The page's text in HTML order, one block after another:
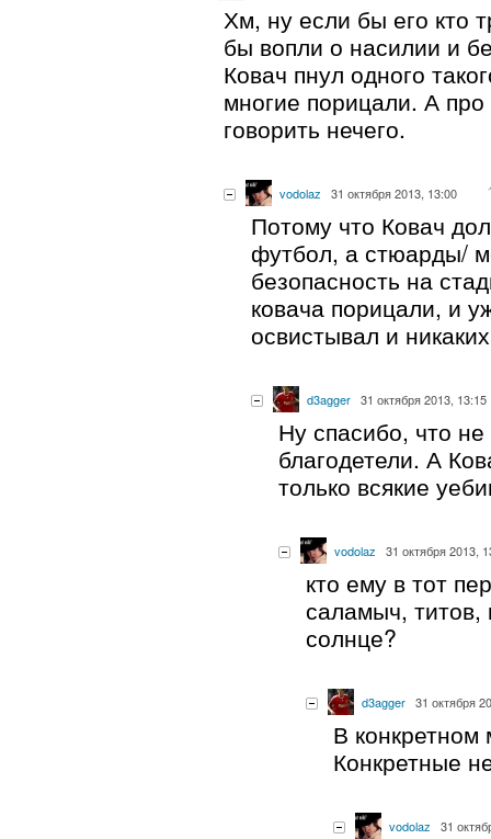
Хм, ну если бы его кто
бы вопли о насилии и
Ковач пнул одного
многие порицали. А
говорить нечего.
vodolaz 31 октября 2013, 13:00
Потому что Ковач
футбол, а стюарды/
безопасность на
ковача порицали, и
освистывал и
d3agger 31 октября 2013, 13:15
Ну спасибо, что
благодетели. А
только всякие
vodolaz 31 октября 2013,
кто ему в тот
саламыч, титов,
солнце?
d3agger 31 октября
В
Конкретные
vodolaz 31